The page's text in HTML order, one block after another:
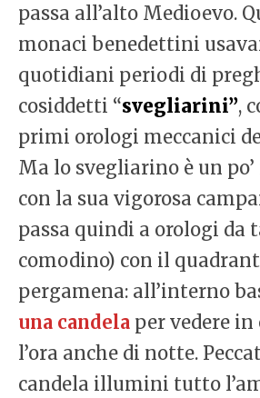
passa all’alto Medioevo.
monaci benedettini
quotidiani periodi di
cosiddetti “svegliarini”,
primi orologi meccanici
Ma lo svegliarino è un
con la sua vigorosa
passa quindi a orologi da
comodino) con il
pergamena: all’interno
una candela per vedere
l’ora anche di notte.
candela illumini tutto